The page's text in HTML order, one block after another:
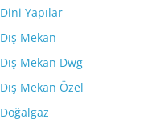
Dini Yapılar
Dış Mekan
Dış Mekan Dwg
Dış Mekan Özel
Doğalgaz